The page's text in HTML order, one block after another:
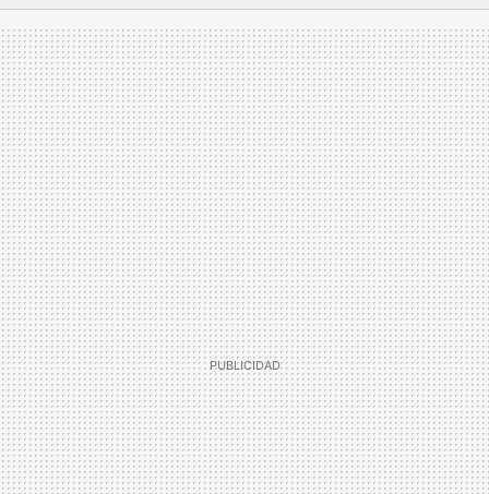
FACEBOOK
TWITTERFLIPBOARD
E-
MAIL
WHATSAPP